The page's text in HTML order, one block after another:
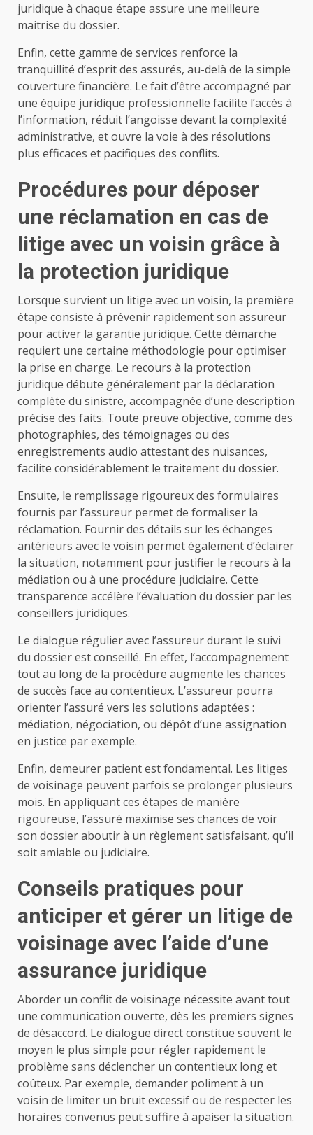
juridique à chaque étape assure une meilleure
maitrise du dossier.
Enfin, cette gamme de services renforce la
tranquillité d’esprit des assurés, au-delà de la simple
couverture financière. Le fait d’être accompagné par
une équipe juridique professionnelle facilite l’accès à
l’information, réduit l’angoisse devant la complexité
administrative, et ouvre la voie à des résolutions
plus efficaces et pacifiques des conflits.
Procédures pour déposer
une réclamation en cas de
litige avec un voisin grâce à
la protection juridique
Lorsque survient un litige avec un voisin, la première
étape consiste à prévenir rapidement son assureur
pour activer la garantie juridique. Cette démarche
requiert une certaine méthodologie pour optimiser
la prise en charge. Le recours à la protection
juridique débute généralement par la déclaration
complète du sinistre, accompagnée d’une description
précise des faits. Toute preuve objective, comme des
photographies, des témoignages ou des
enregistrements audio attestant des nuisances,
facilite considérablement le traitement du dossier.
Ensuite, le remplissage rigoureux des formulaires
fournis par l’assureur permet de formaliser la
réclamation. Fournir des détails sur les échanges
antérieurs avec le voisin permet également d’éclairer
la situation, notamment pour justifier le recours à la
médiation ou à une procédure judiciaire. Cette
transparence accélère l’évaluation du dossier par les
conseillers juridiques.
Le dialogue régulier avec l’assureur durant le suivi
du dossier est conseillé. En effet, l’accompagnement
tout au long de la procédure augmente les chances
de succès face au contentieux. L’assureur pourra
orienter l’assuré vers les solutions adaptées :
médiation, négociation, ou dépôt d’une assignation
en justice par exemple.
Enfin, demeurer patient est fondamental. Les litiges
de voisinage peuvent parfois se prolonger plusieurs
mois. En appliquant ces étapes de manière
rigoureuse, l’assuré maximise ses chances de voir
son dossier aboutir à un règlement satisfaisant, qu’il
soit amiable ou judiciaire.
Conseils pratiques pour
anticiper et gérer un litige de
voisinage avec l’aide d’une
assurance juridique
Aborder un conflit de voisinage nécessite avant tout
une communication ouverte, dès les premiers signes
de désaccord. Le dialogue direct constitue souvent le
moyen le plus simple pour régler rapidement le
problème sans déclencher un contentieux long et
coûteux. Par exemple, demander poliment à un
voisin de limiter un bruit excessif ou de respecter les
horaires convenus peut suffire à apaiser la situation.